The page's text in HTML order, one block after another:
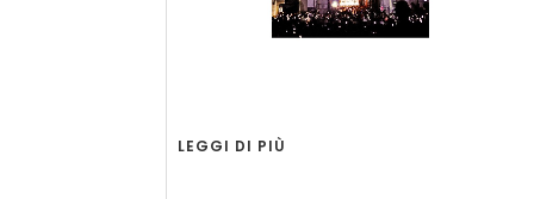
LEGGI DI PIÙ